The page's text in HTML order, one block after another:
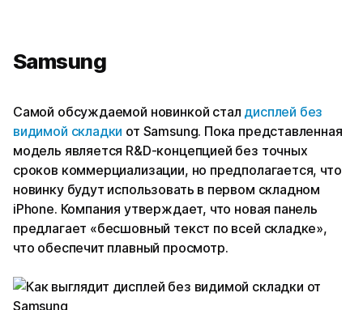
Samsung
Самой обсуждаемой новинкой стал дисплей без
видимой складки от Samsung. Пока представленная
модель является R&D-концепцией без точных
сроков коммерциализации, но предполагается, что
новинку будут использовать в первом складном
iPhone. Компания утверждает, что новая панель
предлагает «бесшовный текст по всей складке»,
что обеспечит плавный просмотр.